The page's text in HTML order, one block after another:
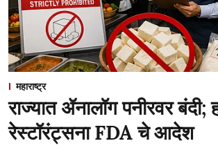
महाराष्ट्र
राज्यात ॲनालॉग पनीरवर बंदी;
रेस्टॉरंट्सना FDA चे आदेश